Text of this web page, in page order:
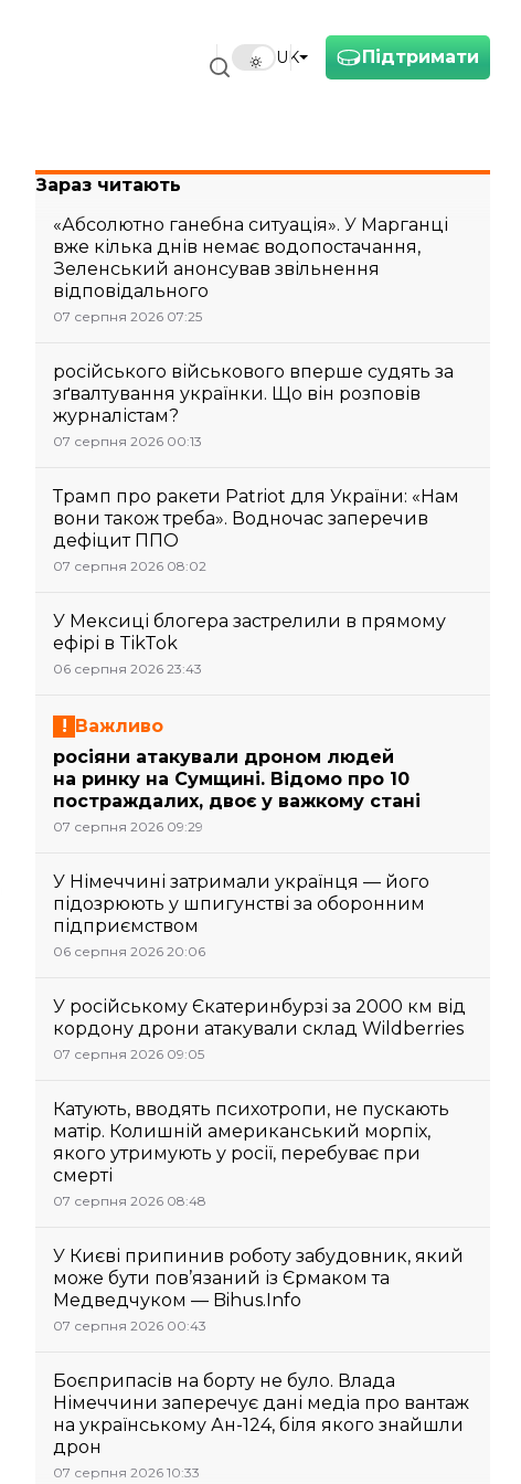
Підтримати
UK
Зараз читають
«Абсолютно ганебна ситуація». У Марганці
вже кілька днів немає водопостачання,
Зеленський анонсував звільнення
відповідального
07 серпня 2026 07:25
російського військового вперше судять за
зґвалтування українки. Що він розповів
журналістам?
07 серпня 2026 00:13
Трамп про ракети Patriot для України: «Нам
вони також треба». Водночас заперечив
дефіцит ППО
07 серпня 2026 08:02
У Мексиці блогера застрелили в прямому
ефірі в TikTok
06 серпня 2026 23:43
Важливо
росіяни атакували дроном людей
на ринку на Сумщині. Відомо про 10
постраждалих, двоє у важкому стані
07 серпня 2026 09:29
У Німеччині затримали українця — його
підозрюють у шпигунстві за оборонним
підприємством
06 серпня 2026 20:06
У російському Єкатеринбурзі за 2000 км від
кордону дрони атакували склад Wildberries
07 серпня 2026 09:05
Катують, вводять психотропи, не пускають
матір. Колишній американський морпіх,
якого утримують у росії, перебуває при
смерті
07 серпня 2026 08:48
У Києві припинив роботу забудовник, який
може бути пов’язаний із Єрмаком та
Медведчуком — Bihus.Info
07 серпня 2026 00:43
Боєприпасів на борту не було. Влада
Німеччини заперечує дані медіа про вантаж
на українському Ан-124, біля якого знайшли
дрон
07 серпня 2026 10:33